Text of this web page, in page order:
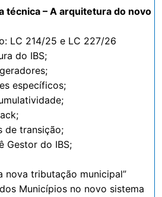
técnica – A arquitetura do novo
LC 214/25 e LC 227/26
do IBS;
específicos;
de transição;
Gestor do IBS;
nova tributação municipal”
Municípios no novo sistema